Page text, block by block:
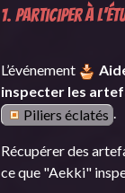
1. Participer à
L’événement
inspecter les
Piliers éclatés
Récupérer des
ce que "Aekki"